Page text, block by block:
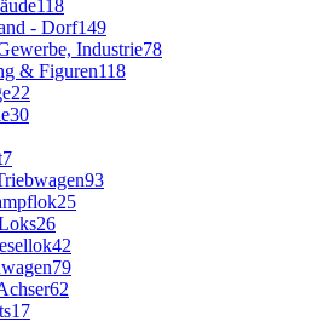
118
- Dorf149
Industrie78
& Figuren118
22
30
7
93
25
26
42
79
62
17